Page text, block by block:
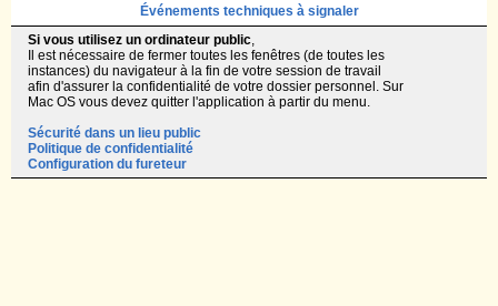
Événements techniques à signaler
Si vous utilisez un ordinateur public,
Il est nécessaire de fermer toutes les fenêtres (de toutes les
instances) du navigateur à la fin de votre session de travail
afin d'assurer la confidentialité de votre dossier personnel. Sur
Mac OS vous devez quitter l'application à partir du menu.
Sécurité dans un lieu public
Politique de confidentialité
Configuration du fureteur